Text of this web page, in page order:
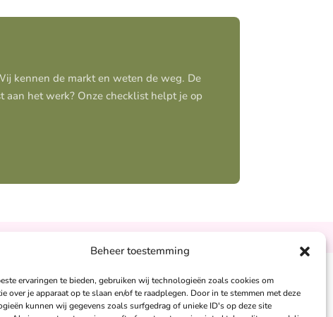
Beheer toestemming
ervaringen te bieden, gebruiken wij technologieën zoals cookies om
over je apparaat op te slaan en/of te raadplegen. Door in te stemmen met deze
kunnen wij gegevens zoals surfgedrag of unieke ID's op deze site
kennen de markt en weten de weg. De
aan het werk? Onze checklist helpt je op
Sandra Peters:
06 – 26 050 230